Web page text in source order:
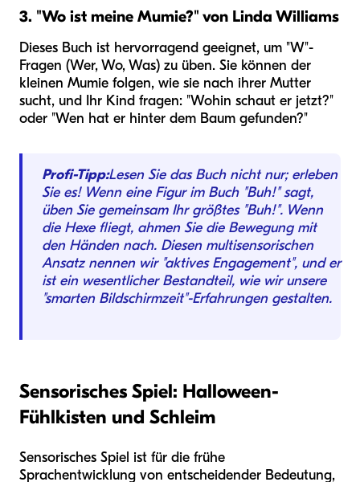
3. "Wo ist meine Mumie?" von Linda Williams
Dieses Buch ist hervorragend geeignet, um "W"-
Fragen (Wer, Wo, Was) zu üben. Sie können der
kleinen Mumie folgen, wie sie nach ihrer Mutter
sucht, und Ihr Kind fragen: "Wohin schaut er jetzt?"
oder "Wen hat er hinter dem Baum gefunden?"
Profi-Tipp:Lesen Sie das Buch nicht nur; erleben
Sie es! Wenn eine Figur im Buch "Buh!" sagt,
üben Sie gemeinsam Ihr größtes "Buh!". Wenn
die Hexe fliegt, ahmen Sie die Bewegung mit
den Händen nach. Diesen multisensorischen
Ansatz nennen wir "aktives Engagement", und er
ist ein wesentlicher Bestandteil, wie wir unsere
"smarten Bildschirmzeit"-Erfahrungen gestalten.
Sensorisches Spiel: Halloween-
Fühlkisten und Schleim
Sensorisches Spiel ist für die frühe
Sprachentwicklung von entscheidender Bedeutung,